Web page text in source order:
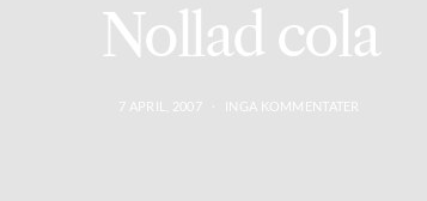
Nollad cola
7 APRIL, 2007 INGA KOMMENTATER